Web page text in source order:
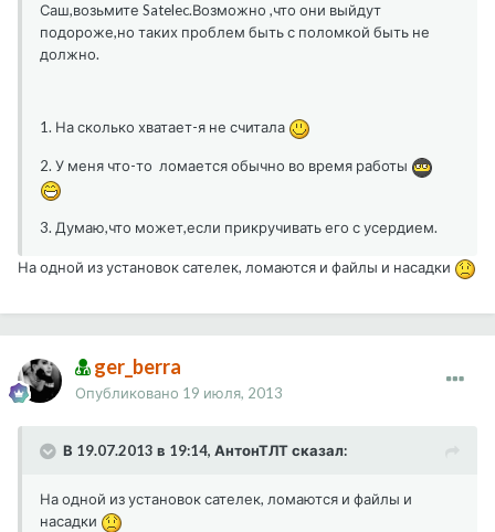
Саш,возьмите Satelec.Возможно ,что они выйдут
подороже,но таких проблем быть с поломкой быть не
должно.
1. На сколько хватает-я не считала
2. У меня что-то ломается обычно во время работы
3. Думаю,что может,если прикручивать его с усердием.
На одной из установок сателек, ломаются и файлы и насадки
ger_berra
Опубликовано 19 июля, 2013
В 19.07.2013 в 19:14, АнтонТЛТ сказал:
На одной из установок сателек, ломаются и файлы и
насадки